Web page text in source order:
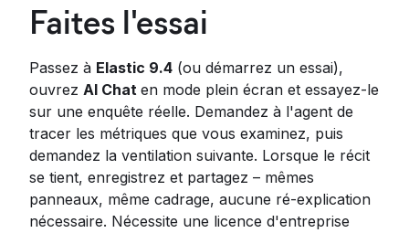
Faites l'essai
Passez à Elastic 9.4 (ou démarrez un essai),
ouvrez AI Chat en mode plein écran et essayez-le
sur une enquête réelle. Demandez à l'agent de
tracer les métriques que vous examinez, puis
demandez la ventilation suivante. Lorsque le récit
se tient, enregistrez et partagez – mêmes
panneaux, même cadrage, aucune ré-explication
nécessaire. Nécessite une licence d'entreprise